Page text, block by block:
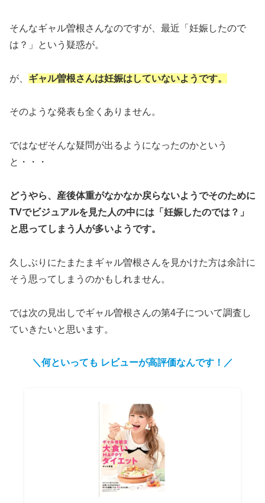
そんなギャル曽根さんなのですが、最近「妊娠したので
は？」という疑惑が。
が、 ギャル曽根さんは妊娠はしていないようです。
そのような発表も全くありません。
ではなぜそんな疑問が出るようになったのかという
と・・・
どうやら、産後体重がなかなか戻らないようでそのために
TVでビジュアルを見た人の中には「妊娠したのでは？」
と思ってしまう人が多いようです。
久しぶりにたまたまギャル曽根さんを見かけた方は余計に
そう思ってしまうのかもしれません。
では次の見出しでギャル曽根さんの第4子について調査し
ていきたいと思います。
＼何といっても レビューが高評価なんです！／